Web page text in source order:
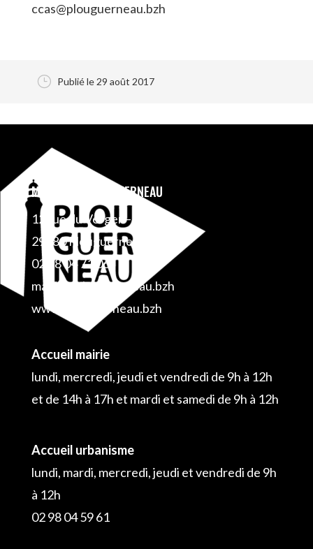
ccas@plouguerneau.bzh
}Publié le 29 août 2017
MAIRIE DE PLOUGUERNEAU
12 rue du Verger – BP 1
29880 Plouguerneau
02 98 04 71 06
mairie@plouguerneau.bzh
www.plouguerneau.bzh
Accueil mairie
lundi, mercredi, jeudi et vendredi de 9h à 12h
et de 14h à 17h et mardi et samedi de 9h à 12h
Accueil urbanisme
lundi, mardi, mercredi, jeudi et vendredi de 9h
à 12h
02 98 04 59 61